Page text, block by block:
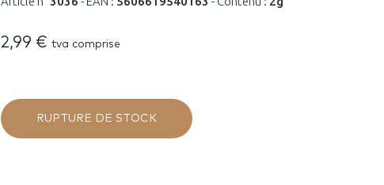
2,99 € tva comprise
RUPTURE DE STOCK